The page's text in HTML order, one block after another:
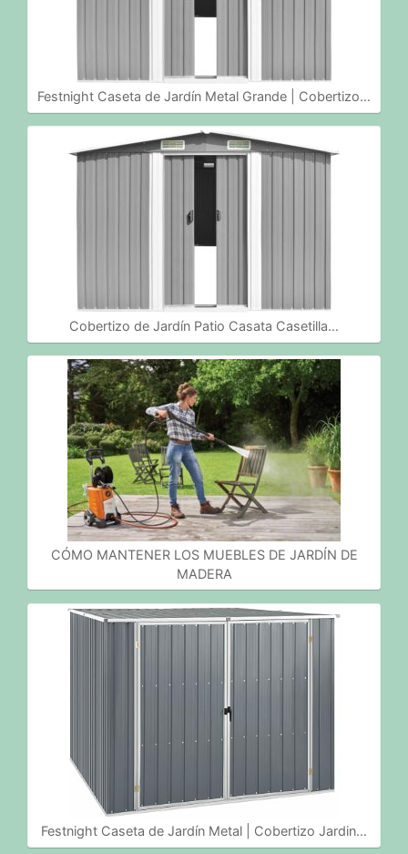
Festnight Caseta de Jardín Metal Grande | Cobertizo…
Cobertizo de Jardín Patio Casata Casetilla…
CÓMO MANTENER LOS MUEBLES DE JARDÍN DE
MADERA
Festnight Caseta de Jardín Metal | Cobertizo Jardin…